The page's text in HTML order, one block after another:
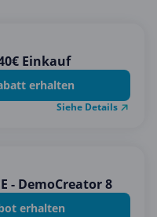
Einkauf
erhalten
Siehe Details
- DemoCreator 8
erhalten